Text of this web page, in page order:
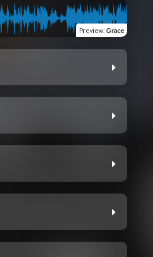
Preview: Grace